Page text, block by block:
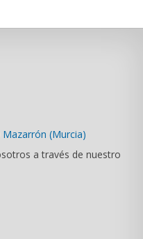
(Murcia)
a través de nuestro